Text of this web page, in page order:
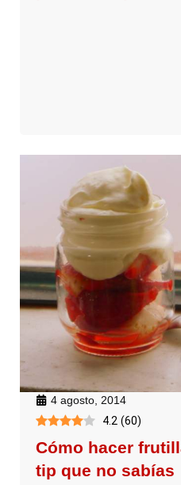
4 agosto, 2014
4.2 (60)
Cómo hacer
tip que no sabías